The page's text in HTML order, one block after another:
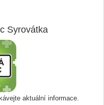
Syrovátka
aktuální informace.